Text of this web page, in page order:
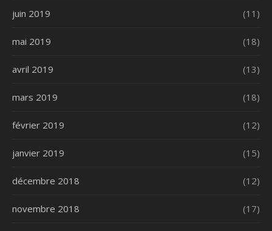
juin 2019 (11)
mai 2019 (18)
avril 2019 (13)
mars 2019 (18)
février 2019 (12)
janvier 2019 (15)
décembre 2018 (12)
novembre 2018 (17)